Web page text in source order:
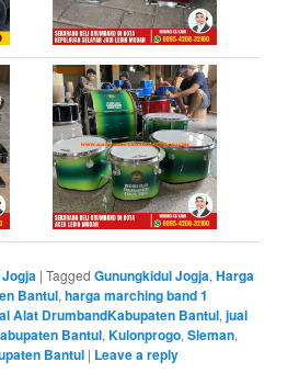
|Tagged Gunungkidul Jogja,Harga
Bantul,harga marching band 1
Alat DrumbandKabupaten Bantul,jual
Bantul,Kulonprogo,Sleman,
Bantul | Leave a reply